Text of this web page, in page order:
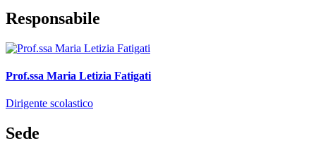
Responsabile
Prof.ssa Maria Letizia Fatigati
Dirigente scolastico
Sede